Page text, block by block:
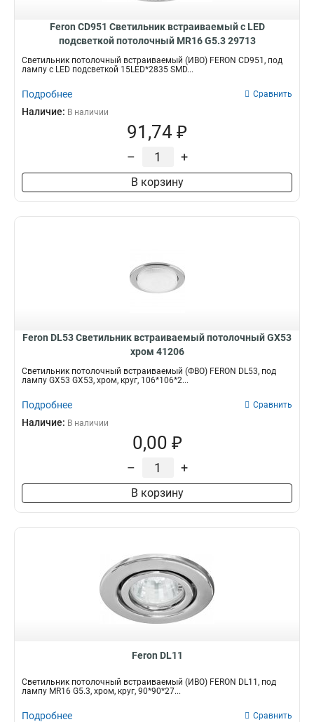
Feron CD951 Светильник встраиваемый с LED
подсветкой потолочный MR16 G5.3 29713
Светильник потолочный встраиваемый (ИВО) FERON CD951, под
лампу с LED подсветкой 15LED*2835 SMD...
Подробнее Сравнить
Наличие: В наличии
91,74 ₽
– +
В корзину
Feron DL53 Светильник встраиваемый потолочный GX53
хром 41206
Светильник потолочный встраиваемый (ФВО) FERON DL53, под
лампу GX53 GX53, хром, круг, 106*106*2...
Подробнее Сравнить
Наличие: В наличии
0,00 ₽
– +
В корзину
Feron DL11
Светильник потолочный встраиваемый (ИВО) FERON DL11, под
лампу MR16 G5.3, хром, круг, 90*90*27...
Подробнее Сравнить